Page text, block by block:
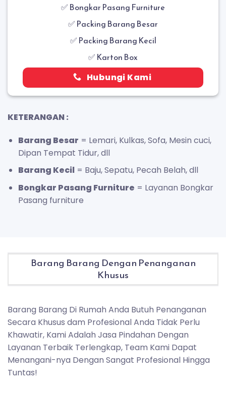
✅ Bongkar Pasang Furniture
✅ Packing Barang Besar
✅ Packing Barang Kecil
✅ Karton Box
Hubungi Kami
KETERANGAN :
Barang Besar = Lemari, Kulkas, Sofa, Mesin cuci,
Dipan Tempat Tidur, dll
Barang Kecil= Baju, Sepatu, Pecah Belah, dll
Bongkar Pasang Furniture = Layanan Bongkar
Pasang furniture
Barang Barang Dengan Penanganan
Khusus
Barang Barang Di Rumah Anda Butuh Penanganan
Secara Khusus dam Profesional Anda Tidak Perlu
Khawatir, Kami Adalah Jasa Pindahan Dengan
Layanan Terbaik Terlengkap, Team Kami Dapat
Menangani-nya Dengan Sangat Profesional Hingga
Tuntas!